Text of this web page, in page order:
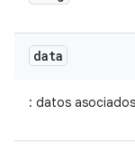
data
: datos